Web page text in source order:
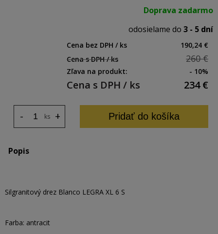
Doprava zadarmo
odosielame do 3 - 5 dní
Cena bez DPH / ks
190,24 €
Cena s DPH / ks
260 €
Zľava na produkt: - 10%
Cena s DPH / ks 234 €
ks +
- Pridať do košíka
Popis
Silgranitový drez Blanco LEGRA XL 6 S
Farba: antracit